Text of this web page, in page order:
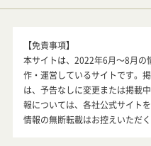
【免責事項】
本サイトは、2022年6月～8月
作・運営しているサイトです。
は、予告なしに変更または掲載
報については、各社公式サイト
情報の無断転載はお控えいただ